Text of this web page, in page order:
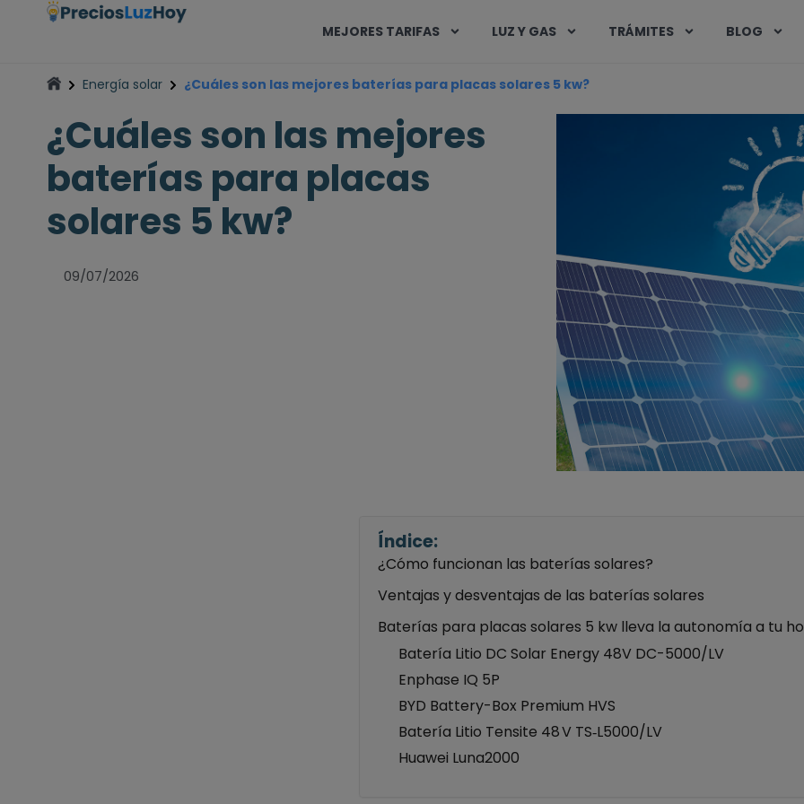
MEJORES TARIFAS LUZ Y GAS TRÁMITES BLOG
Energía solar ¿Cuáles son las mejores baterías para placas solares 5 kw?
¿Cuáles son las mejores
baterías para placas
solares 5 kw?
09/07/2026
Índice:
¿Cómo funcionan las baterías solares?
Ventajas y desventajas de las baterías solares
Baterías para placas solares 5 kw lleva la autonomía a tu
Batería Litio DC Solar Energy 48V DC-5000/LV
Enphase IQ 5P
BYD Battery-Box Premium HVS
Batería Litio Tensite 48 V TS‑L5000/LV
Huawei Luna2000